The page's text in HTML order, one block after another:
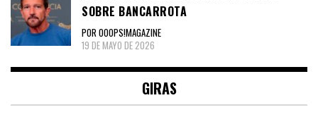
SOBRE BANCARROTA
POR OOOPS!MAGAZINE
19 DE MAYO DE 2026
GIRAS